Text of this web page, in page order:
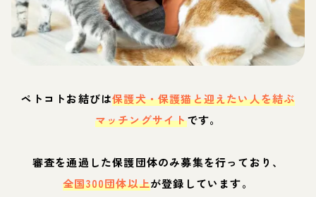
ペトコトお結びは保護犬・保護猫と迎えたい人を結ぶ
マッチングサイトです。
審査を通過した保護団体のみ募集を行っており、
全国300団体以上が登録しています。